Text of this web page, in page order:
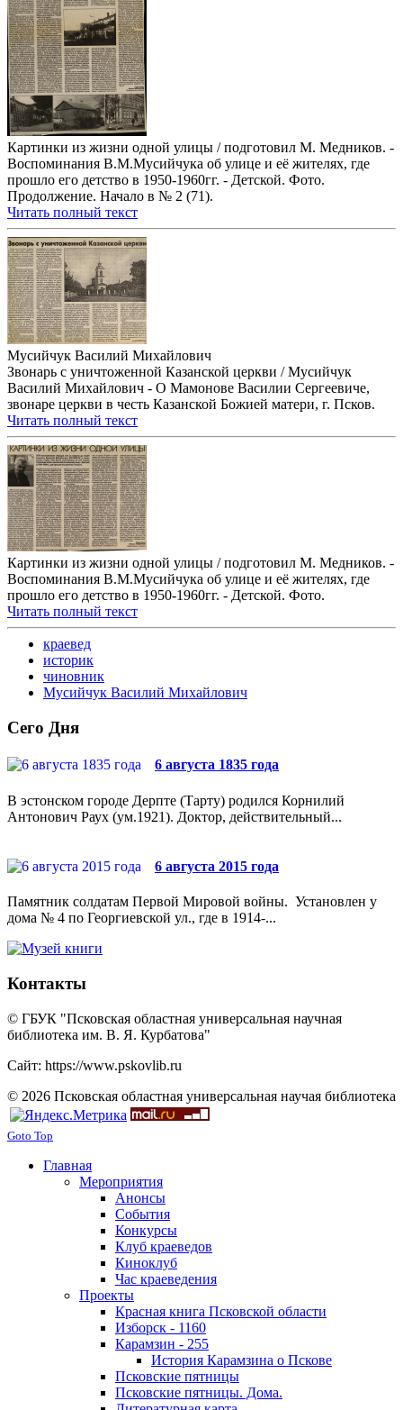
Картинки из жизни одной улицы / подготовил М. Медников. -
Воспоминания В.М.Мусийчука об улице и её жителях, где
прошло его детство в 1950-1960гг. - Детской. Фото.
Продолжение. Начало в № 2 (71).
Читать полный текст
Мусийчук Василий Михайлович
Звонарь с уничтоженной Казанской церкви / Мусийчук
Василий Михайлович - О Мамонове Василии Сергеевиче,
звонаре церкви в честь Казанской Божией матери, г. Псков.
Читать полный текст
Картинки из жизни одной улицы / подготовил М. Медников. -
Воспоминания В.М.Мусийчука об улице и её жителях, где
прошло его детство в 1950-1960гг. - Детской. Фото.
Читать полный текст
краевед
историк
чиновник
Мусийчук Василий Михайлович
Сего Дня
6 августа 1835 года
В эстонском городе Дерпте (Тарту) родился Корнилий
Антонович Раух (ум.1921). Доктор, действительный...
6 августа 2015 года
Памятник солдатам Первой Мировой войны. Установлен у
дома № 4 по Георгиевской ул., где в 1914-...
Контакты
© ГБУК "Псковская областная универсальная научная
библиотека им. В. Я. Курбатова"
Сайт: https://www.pskovlib.ru
© 2026 Псковская областная универсальная научая библиотека
Goto Top
Главная
Мероприятия
Анонсы
События
Конкурсы
Клуб краеведов
Киноклуб
Час краеведения
Проекты
Красная книга Псковской области
Изборск - 1160
Карамзин - 255
История Карамзина о Пскове
Псковские пятницы
Псковские пятницы. Дома.